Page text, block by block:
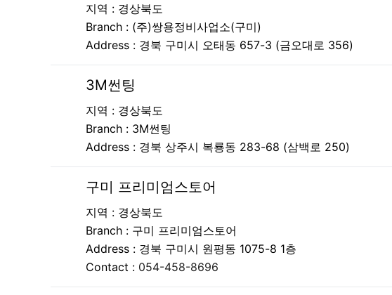
지역 : 경상북도
Branch : (주)쌍용정비사업소(구미)
Address : 경북 구미시 오태동 657-3 (금오대로 356)
3M썬팅
지역 : 경상북도
Branch : 3M썬팅
Address : 경북 상주시 복룡동 283-68 (삼백로 250)
구미 프리미엄스토어
지역 : 경상북도
Branch : 구미 프리미엄스토어
Address : 경북 구미시 원평동 1075-8 1층
Contact : 054-458-8696